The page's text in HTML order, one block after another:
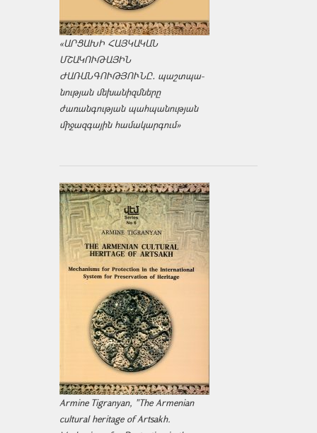
«ԱՐՑԱԽԻ ՀԱՅԿԱԿԱՆ
ՄՇԱԿՈՒԹԱՅԻՆ
ԺԱՌԱՆԳՈՒԹՅՈՒՆԸ․ պաշտպա­
նության մեխանիզմները
ժառանգության պահպանության
միջազ­գային համակարգում»
Armine Tigranyan, "The Armenian
cultural heritage of Artsakh.